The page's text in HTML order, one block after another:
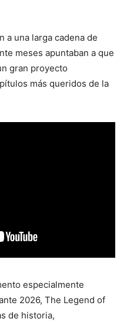
a una larga cadena de
meses apuntaban a que
gran proyecto
más queridos de la
especialmente
2026, The Legend of
de historia,